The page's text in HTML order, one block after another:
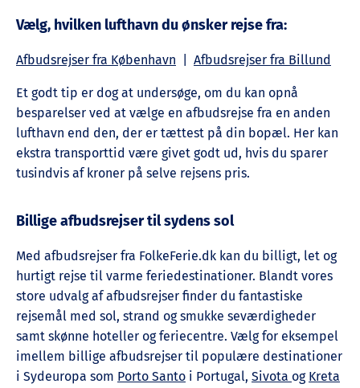
Vælg, hvilken lufthavn du ønsker rejse fra:
Afbudsrejser fra København Afbudsrejser fra Billund
Et godt tip er dog at undersøge, om du kan opnå
besparelser ved at vælge en afbudsrejse fra en anden
lufthavn end den, der er tættest på din bopæl. Her kan
ekstra transporttid være givet godt ud, hvis du sparer
tusindvis af kroner på selve rejsens pris.
Billige afbudsrejser til sydens sol
Med afbudsrejser fra FolkeFerie.dk kan du billigt, let og
hurtigt rejse til varme feriedestinationer. Blandt vores
store udvalg af afbudsrejser finder du fantastiske
rejsemål med sol, strand og smukke seværdigheder
samt skønne hoteller og feriecentre. Vælg for eksempel
imellem billige afbudsrejser til populære destinationer
i Sydeuropa som Porto Santo i Portugal, Sivota og Kreta